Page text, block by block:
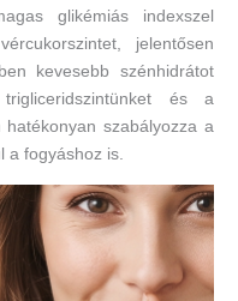
glikémiás indexszel
jelentősen
kevesebb szénhidrátot
és a
hatékonyan szabályozza a
a fogyáshoz is.